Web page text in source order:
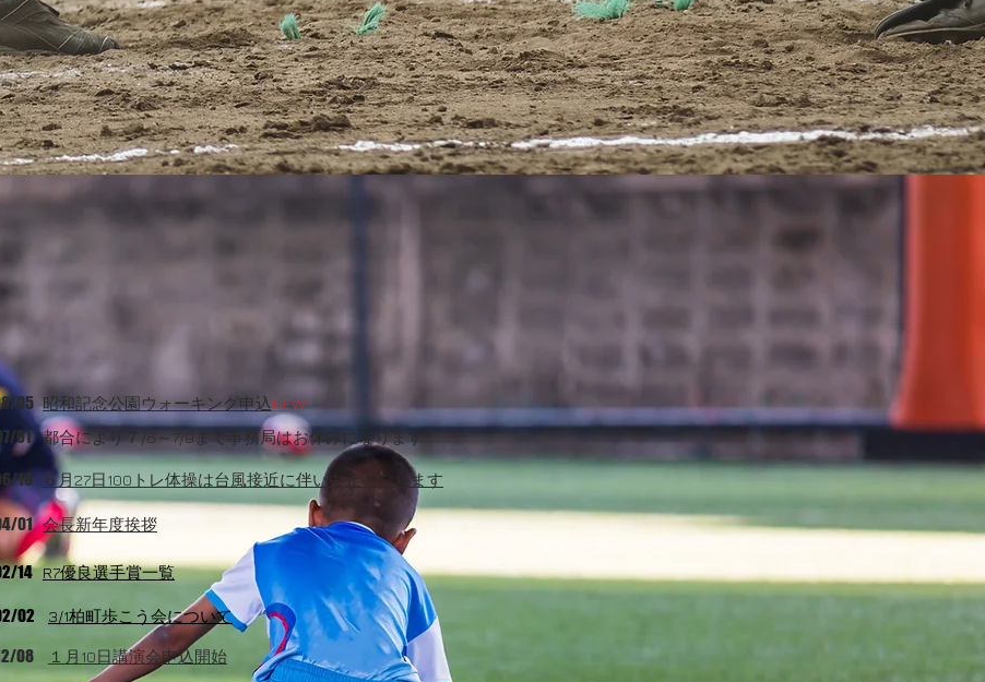
05 ​昭和記念公園ウォーキング申込NEW
01 都合により７/6～7/9まで事務局はお休みになります
18 ６月27日100トレ体操は台風接近に伴い中止となります
01 ​会長新年度挨拶
14 ​R7優良選手賞一覧
02 ​3/1柏町歩こう会について
08 ​１月10日講演会申込開始